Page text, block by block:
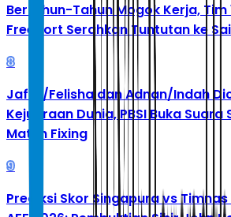
Bertahun-Tahun Mogok Kerja, Tim
Freeport Serahkan Tuntutan ke
8
Jafar/Felisha dan Adnan/Indah
Kejuaraan Dunia, PBSI Buka Suara
Match Fixing
9
Prediksi Skor Singapura vs